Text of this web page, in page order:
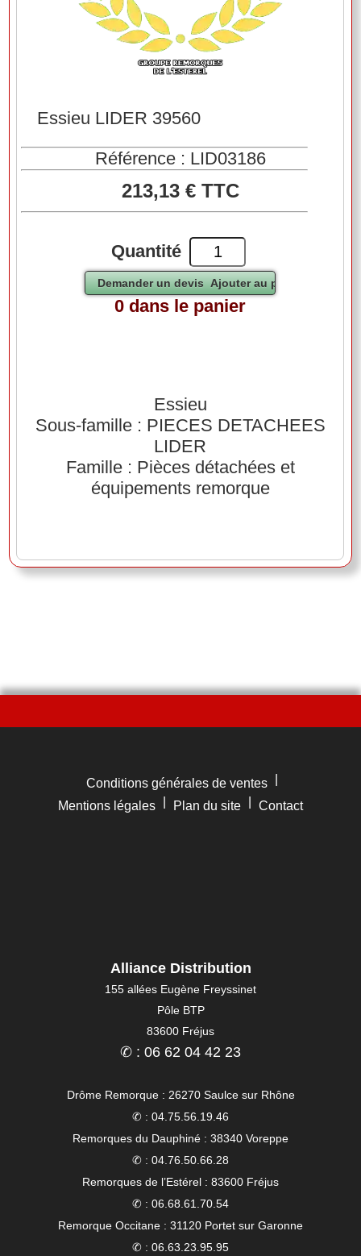
Essieu LIDER 39560
Référence : LID03186
213,13 € TTC
Quantité
0 dans le panier
Essieu
Sous-famille : PIECES DETACHEES
LIDER
Famille : Pièces détachées et
équipements remorque
Conditions générales de ventes
Mentions légales
Plan du site Contact
Alliance Distribution
155 allées Eugène Freyssinet
Pôle BTP
83600 Fréjus
✆ : 06 62 04 42 23
Drôme Remorque : 26270 Saulce sur Rhône
✆ : 04.75.56.19.46
Remorques du Dauphiné : 38340 Voreppe
✆ : 04.76.50.66.28
Remorques de l’Estérel : 83600 Fréjus
✆ : 06.68.61.70.54
Remorque Occitane : 31120 Portet sur Garonne
✆ : 06.63.23.95.95